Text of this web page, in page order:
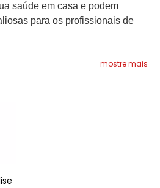
saúde em casa e podem
para os profissionais de
mostre mais